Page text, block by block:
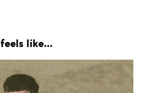
feels like…